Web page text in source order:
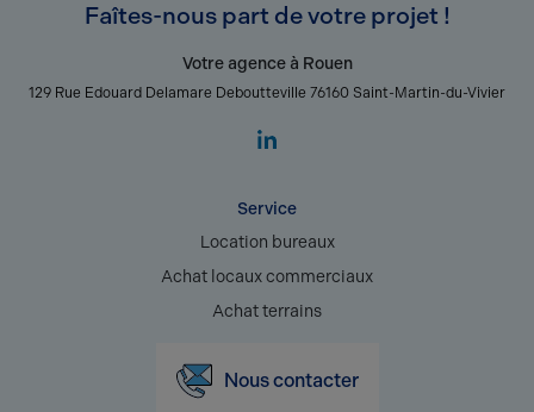
Faîtes-nous part de votre projet !
Votre agence à Rouen
129 Rue Edouard Delamare Deboutteville 76160 Saint-Martin-du-Vivier
Service
Location bureaux
Achat locaux commerciaux
Achat terrains
Nous contacter